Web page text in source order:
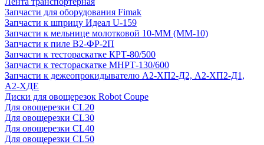
Запчасти для оборудования Fimak
Запчасти к шприцу Идеал U-159
Запчасти к мельнице молотковой 10-ММ (ММ-10)
Запчасти к пиле В2-ФР-2П
Запчасти к тестораскатке КРТ-80/500
Запчасти к тестораскатке МНРТ-130/600
Запчасти к деже­опрокидывателю А2-ХП2-Д2, А2-ХП2-Д1,
А2-ХДЕ
Диски для овощерезок Robot Coupe
Для овощерезки CL20
Для овощерезки CL30
Для овощерезки CL40
Для овощерезки CL50